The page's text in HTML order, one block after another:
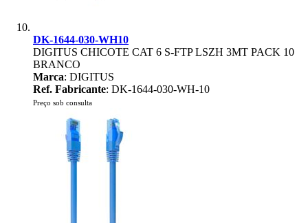
DK-1644-030-WH10
DIGITUS CHICOTE CAT 6 S-FTP LSZH 3MT PACK 10
BRANCO
Marca: DIGITUS
Ref. Fabricante: DK-1644-030-WH-10
Preço sob consulta